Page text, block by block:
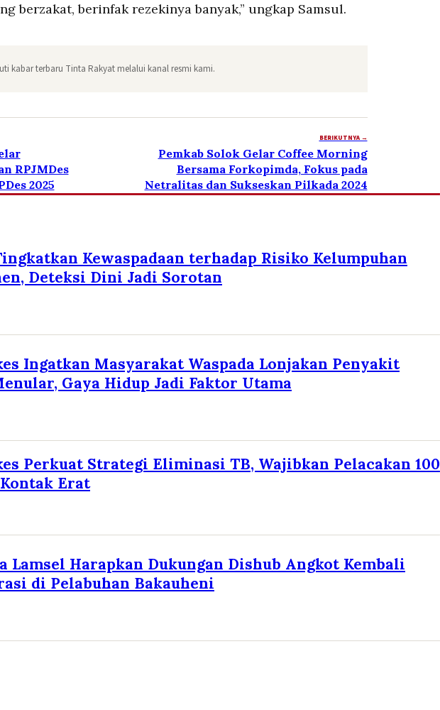
berzakat, berinfak rezekinya banyak,” ungkap Samsul.
kabar terbaru Tinta Rakyat melalui kanal resmi kami.
RPJMDes
2025
BERIKUTNYA →
Pemkab Solok Gelar Coffee Morning
Bersama Forkopimda, Fokus pada
Netralitas dan Sukseskan Pilkada 2024
Kewaspadaan terhadap Risiko Kelumpuhan
Deteksi Dini Jadi Sorotan
Ingatkan Masyarakat Waspada Lonjakan Penyakit
Gaya Hidup Jadi Faktor Utama
Perkuat Strategi Eliminasi TB, Wajibkan Pelacakan 100
Erat
Lamsel Harapkan Dukungan Dishub Angkot Kembali
di Pelabuhan Bakauheni